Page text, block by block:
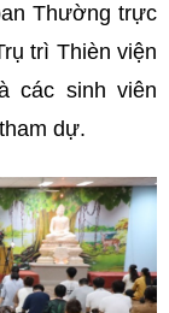
Thường trực
trì Thièn viện
các sinh viên
dự.